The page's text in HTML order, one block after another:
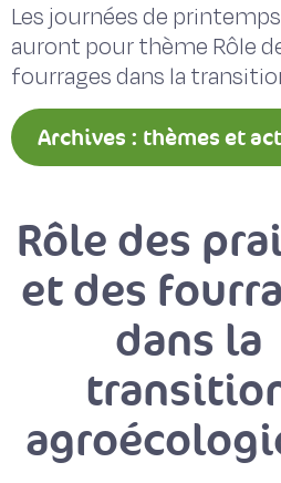
Les journées de
auront pour thème Rôle
fourrages dans la
Archives : thèmes et
Rôle des
et des
dans la